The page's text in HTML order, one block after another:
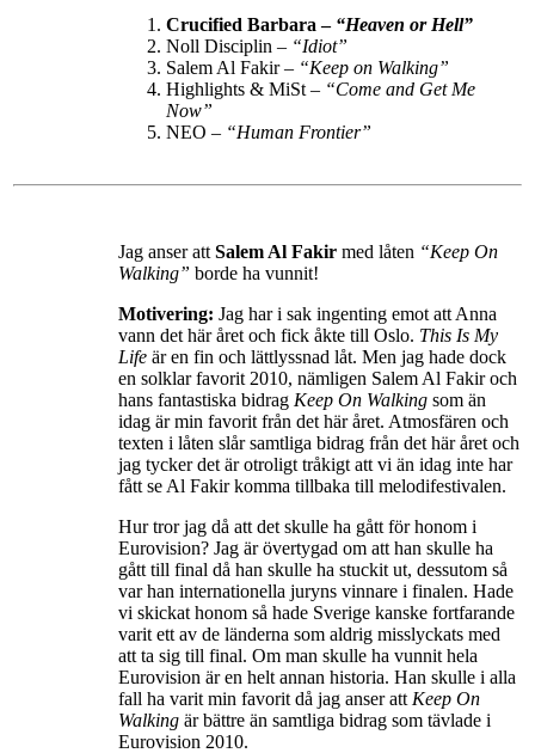
Crucified Barbara – “Heaven or Hell”
Noll Disciplin – “Idiot”
Salem Al Fakir – “Keep on Walking”
Highlights & MiSt – “Come and Get Me
Now”
NEO – “Human Frontier”
Jag anser att Salem Al Fakir med låten “Keep On
Walking” borde ha vunnit!
Motivering: Jag har i sak ingenting emot att Anna
vann det här året och fick åkte till Oslo. This Is My
Life är en fin och lättlyssnad låt. Men jag hade dock
en solklar favorit 2010, nämligen Salem Al Fakir och
hans fantastiska bidrag Keep On Walking som än
idag är min favorit från det här året. Atmosfären och
texten i låten slår samtliga bidrag från det här året och
jag tycker det är otroligt tråkigt att vi än idag inte har
fått se Al Fakir komma tillbaka till melodifestivalen.
Hur tror jag då att det skulle ha gått för honom i
Eurovision? Jag är övertygad om att han skulle ha
gått till final då han skulle ha stuckit ut, dessutom så
var han internationella juryns vinnare i finalen. Hade
vi skickat honom så hade Sverige kanske fortfarande
varit ett av de länderna som aldrig misslyckats med
att ta sig till final. Om man skulle ha vunnit hela
Eurovision är en helt annan historia. Han skulle i alla
fall ha varit min favorit då jag anser att Keep On
Walking är bättre än samtliga bidrag som tävlade i
Eurovision 2010.